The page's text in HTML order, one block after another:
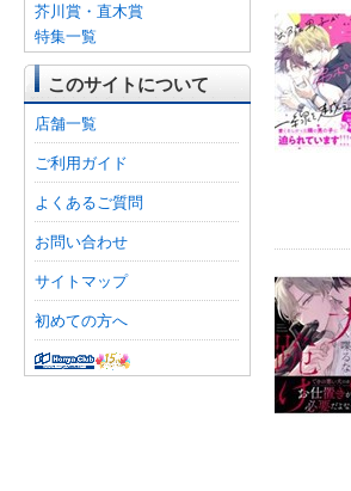
芥川賞・直木賞
特集一覧
このサイトについて
店舗一覧
ご利用ガイド
よくあるご質問
お問い合わせ
サイトマップ
初めての方へ